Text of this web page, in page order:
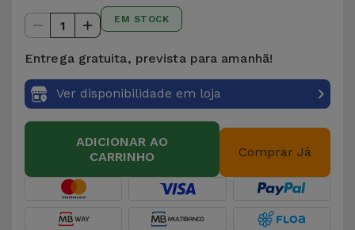
1 EM STOCK
Entrega gratuita, prevista para amanhã!
Ver disponibilidade em loja
ADICIONAR AO
CARRINHO
Comprar Já